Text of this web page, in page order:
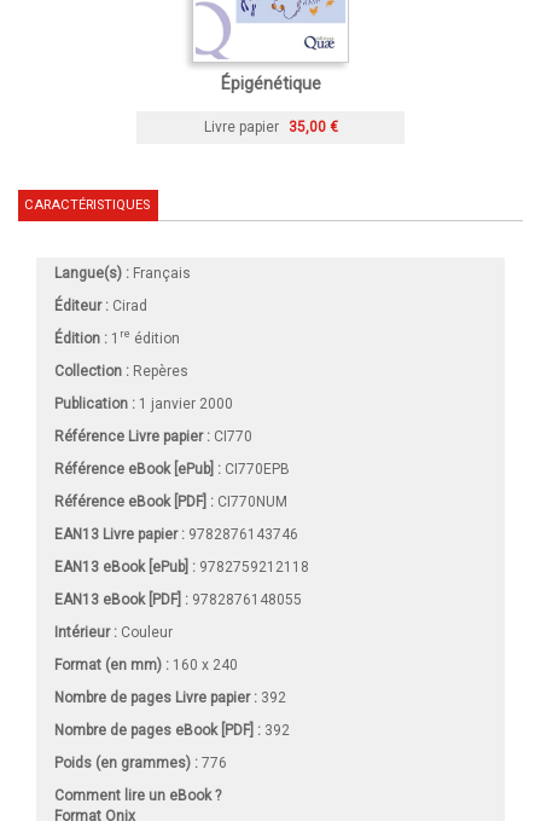
Épigénétique
Livre papier 35,00 €
CARACTÉRISTIQUES
Langue(s) : Français
Éditeur : Cirad
Édition : 1 re édition
Collection : Repères
Publication : 1 janvier 2000
Référence Livre papier : CI770
Référence eBook [ePub] : CI770EPB
Référence eBook [PDF] : CI770NUM
EAN13 Livre papier : 9782876143746
EAN13 eBook [ePub] : 9782759212118
EAN13 eBook [PDF] : 9782876148055
Intérieur : Couleur
Format (en mm) : 160 x 240
Nombre de pages Livre papier: 392
Nombre de pages eBook [PDF] : 392
Poids (en grammes) : 776
Comment lire un eBook ?
Format Onix